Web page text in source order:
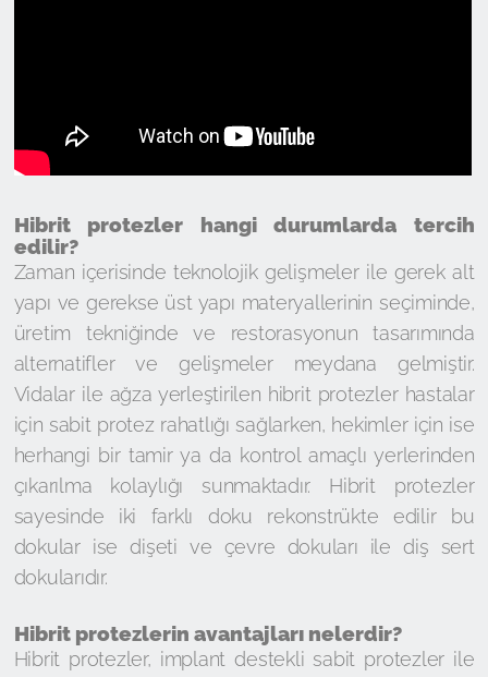
Hibrit protezler hangi durumlarda tercih
edilir?
Zaman içerisinde teknolojik gelişmeler ile gerek alt
yapı ve gerekse üst yapı materyallerinin seçiminde,
üretim tekniğinde ve restorasyonun tasarımında
alternatifler ve gelişmeler meydana gelmiştir.
Vidalar ile ağza yerleştirilen hibrit protezler hastalar
için sabit protez rahatlığı sağlarken, hekimler için ise
herhangi bir tamir ya da kontrol amaçlı yerlerinden
çıkarılma kolaylığı sunmaktadır. Hibrit protezler
sayesinde iki farklı doku rekonstrükte edilir bu
dokular ise dişeti ve çevre dokuları ile diş sert
dokularıdır.
Hibrit protezlerin avantajları nelerdir?
Hibrit protezler, implant destekli sabit protezler ile